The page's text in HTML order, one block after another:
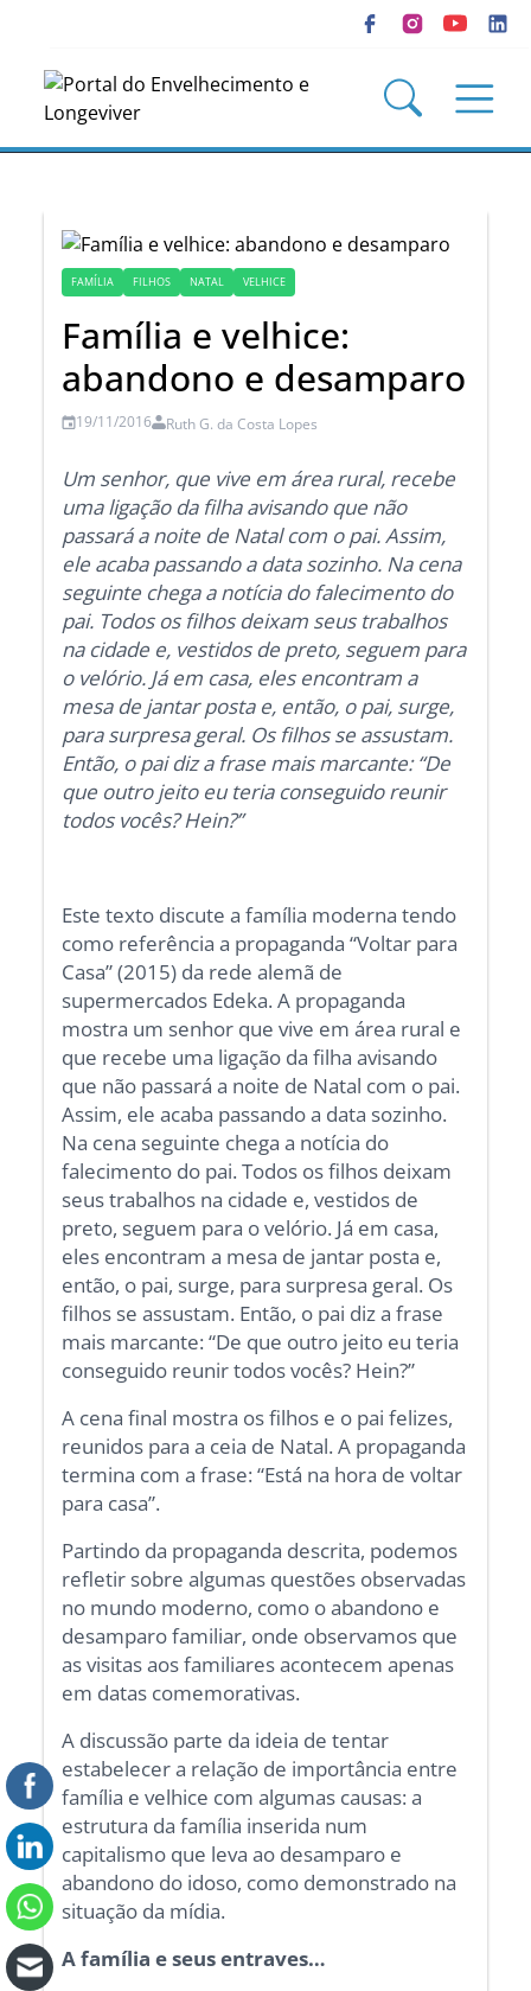
FAMÍLIA FILHOS NATAL VELHICE
Família e velhice:
abandono e desamparo
19/11/2016 Ruth G. da Costa Lopes
Um senhor, que vive em área rural, recebe
uma ligação da filha avisando que não
passará a noite de Natal com o pai. Assim,
ele acaba passando a data sozinho. Na cena
seguinte chega a notícia do falecimento do
pai. Todos os filhos deixam seus trabalhos
na cidade e, vestidos de preto, seguem para
o velório. Já em casa, eles encontram a
mesa de jantar posta e, então, o pai, surge,
para surpresa geral. Os filhos se assustam.
Então, o pai diz a frase mais marcante: “De
que outro jeito eu teria conseguido reunir
todos vocês? Hein?”
Este texto discute a família moderna tendo
como referência a propaganda “Voltar para
Casa” (2015) da rede alemã de
supermercados Edeka. A propaganda
mostra um senhor que vive em área rural e
que recebe uma ligação da filha avisando
que não passará a noite de Natal com o pai.
Assim, ele acaba passando a data sozinho.
Na cena seguinte chega a notícia do
falecimento do pai. Todos os filhos deixam
seus trabalhos na cidade e, vestidos de
preto, seguem para o velório. Já em casa,
eles encontram a mesa de jantar posta e,
então, o pai, surge, para surpresa geral. Os
filhos se assustam. Então, o pai diz a frase
mais marcante: “De que outro jeito eu teria
conseguido reunir todos vocês? Hein?”
A cena final mostra os filhos e o pai felizes,
reunidos para a ceia de Natal. A propaganda
termina com a frase: “Está na hora de voltar
para casa”.
Partindo da propaganda descrita, podemos
refletir sobre algumas questões observadas
no mundo moderno, como o abandono e
desamparo familiar, onde observamos que
as visitas aos familiares acontecem apenas
em datas comemorativas.
A discussão parte da ideia de tentar
estabelecer a relação de importância entre
família e velhice com algumas causas: a
estrutura da família inserida num
capitalismo que leva ao desamparo e
abandono do idoso, como demonstrado na
situação da mídia.
A família e seus entraves…